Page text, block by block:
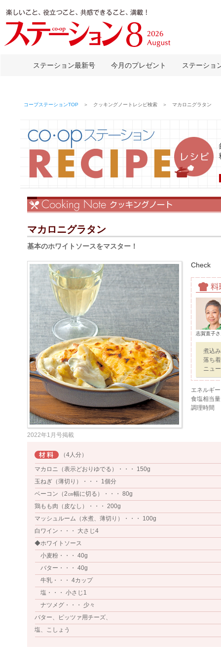
ステーション最新号 今月のプレゼント ステーショ
コープステーションTOP ＞ クッキングノートレシピ検索 ＞ マカロニグラタン
マカロニグラタン
基本のホワイトソースをマスター！
2022年1月号掲載
Check
志賀直子
煮込
落ち
ニュ
エネルギー
食塩相当量
調理時間
（4人分）
マカロニ（表示どおりゆでる）・・・ 150g
玉ねぎ（薄切り）・・・ 1個分
ベーコン（2㎝幅に切る）・・・ 80g
鶏もも肉（皮なし）・・・ 200g
マッシュルーム（水煮、薄切り）・・・ 100g
白ワイン・・・ 大さじ4
◆ホワイトソース
小麦粉・・・ 40g
バター・・・ 40g
牛乳・・・ 4カップ
塩・・・ 小さじ1
ナツメグ・・・ 少々
バター、ピッツァ用チーズ、
塩、こしょう